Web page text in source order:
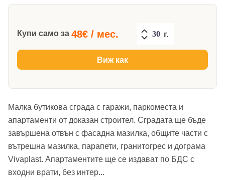
Купи само за 48€ / мес. г.
Виж как
Малка бутикова сграда с гаражи, паркоместа и
апартаменти от доказан строител. Сградата ще бъде
завършена отвън с фасадна мазилка, общите части с
вътрешна мазилка, парапети, гранитогрес и дограма
Vivaplast. Апартаментите ще се издават по БДС с
входни врати, без интер...